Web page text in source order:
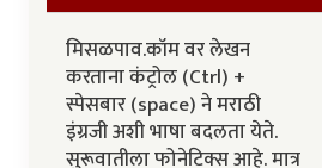
मिसळपाव.कॉम वर लेखन
करताना कंट्रोल (Ctrl) +
स्पेसबार (space) ने मराठी
इंग्रजी अशी भाषा बदलता येते.
सुरूवातीला फोनेटिक्स आहे. मात्र